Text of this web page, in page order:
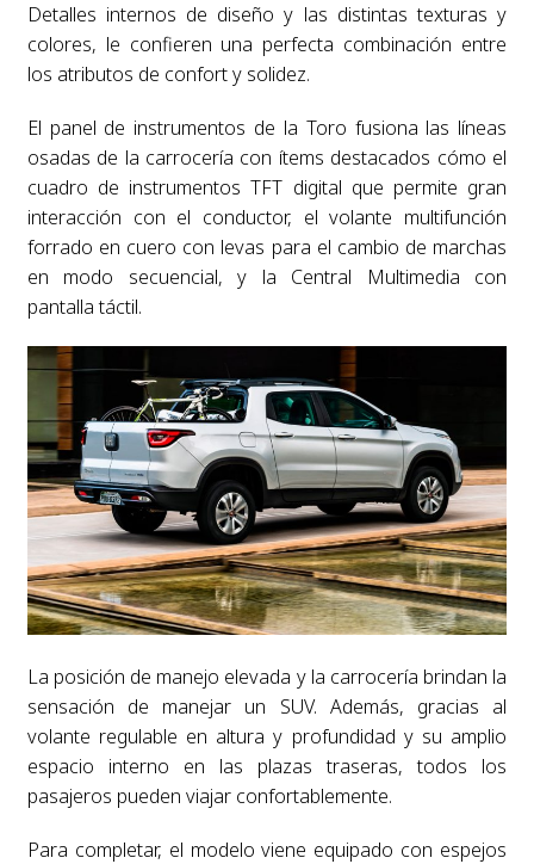
Detalles internos de diseño y las distintas texturas y
colores, le confieren una perfecta combinación entre
los atributos de confort y solidez.
El panel de instrumentos de la Toro fusiona las líneas
osadas de la carrocería con ítems destacados cómo el
cuadro de instrumentos TFT digital que permite gran
interacción con el conductor, el volante multifunción
forrado en cuero con levas para el cambio de marchas
en modo secuencial, y la Central Multimedia con
pantalla táctil.
La posición de manejo elevada y la carrocería brindan la
sensación de manejar un SUV. Además, gracias al
volante regulable en altura y profundidad y su amplio
espacio interno en las plazas traseras, todos los
pasajeros pueden viajar confortablemente.
Para completar, el modelo viene equipado con espejos